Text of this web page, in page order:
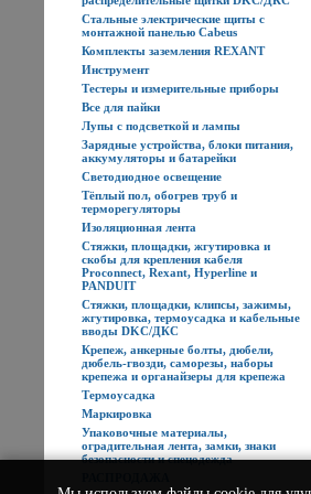
Стальные электрические щиты с
монтажной панелью Cabeus
Комплекты заземления REXANT
Инструмент
Тестеры и измерительные приборы
Все для пайки
Лупы с подсветкой и лампы
Зарядные устройства, блоки питания,
аккумуляторы и батарейки
Светодиодное освещение
Тёплый пол, обогрев труб и
терморегуляторы
Изоляционная лента
Стяжки, площадки, жгутировка и
скобы для крепления кабеля
Proconnect, Rexant, Hyperline и
PANDUIT
Стяжки, площадки, клипсы, зажимы,
жгутировка, термоусадка и кабельные
вводы DKC/ДКС
Крепеж, анкерные болты, дюбели,
дюбель-гвозди, саморезы, наборы
крепежа и органайзеры для крепежа
Термоусадка
Маркировка
Упаковочные материалы,
оградительная лента, замки, знаки
безопасности и спецодежда